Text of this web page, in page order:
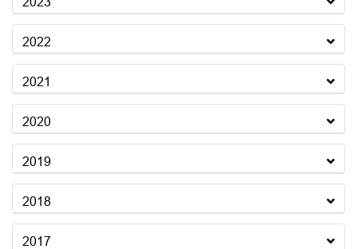
2022
2021
2020
2019
2018
2017